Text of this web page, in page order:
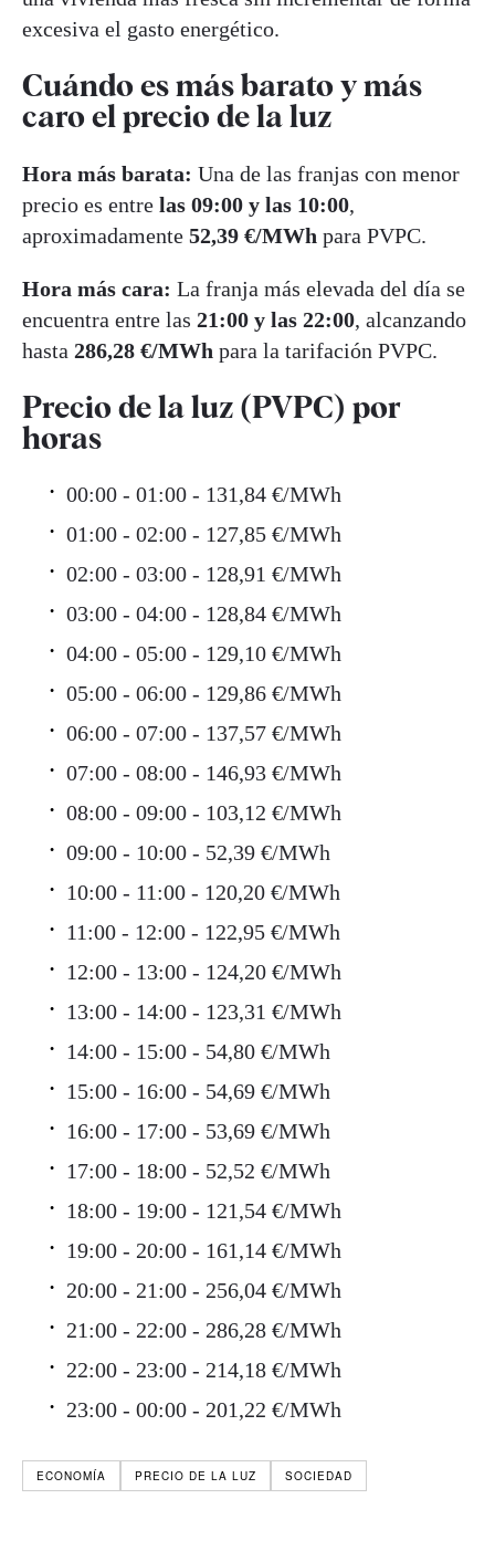
excesiva el gasto energético.
Cuándo es más barato y más
caro el precio de la luz
Hora más barata: Una de las franjas con menor
precio es entre las 09:00 y las 10:00,
aproximadamente 52,39 €/MWh para PVPC.
Hora más cara: La franja más elevada del día se
encuentra entre las 21:00 y las 22:00, alcanzando
hasta 286,28 €/MWh para la tarifación PVPC.
Precio de la luz (PVPC) por
horas
00:00 - 01:00 - 131,84 €/MWh
01:00 - 02:00 - 127,85 €/MWh
02:00 - 03:00 - 128,91 €/MWh
03:00 - 04:00 - 128,84 €/MWh
04:00 - 05:00 - 129,10 €/MWh
05:00 - 06:00 - 129,86 €/MWh
06:00 - 07:00 - 137,57 €/MWh
07:00 - 08:00 - 146,93 €/MWh
08:00 - 09:00 - 103,12 €/MWh
09:00 - 10:00 - 52,39 €/MWh
10:00 - 11:00 - 120,20 €/MWh
11:00 - 12:00 - 122,95 €/MWh
12:00 - 13:00 - 124,20 €/MWh
13:00 - 14:00 - 123,31 €/MWh
14:00 - 15:00 - 54,80 €/MWh
15:00 - 16:00 - 54,69 €/MWh
16:00 - 17:00 - 53,69 €/MWh
17:00 - 18:00 - 52,52 €/MWh
18:00 - 19:00 - 121,54 €/MWh
19:00 - 20:00 - 161,14 €/MWh
20:00 - 21:00 - 256,04 €/MWh
21:00 - 22:00 - 286,28 €/MWh
22:00 - 23:00 - 214,18 €/MWh
23:00 - 00:00 - 201,22 €/MWh
ECONOMÍA PRECIO DE LA LUZ SOCIEDAD